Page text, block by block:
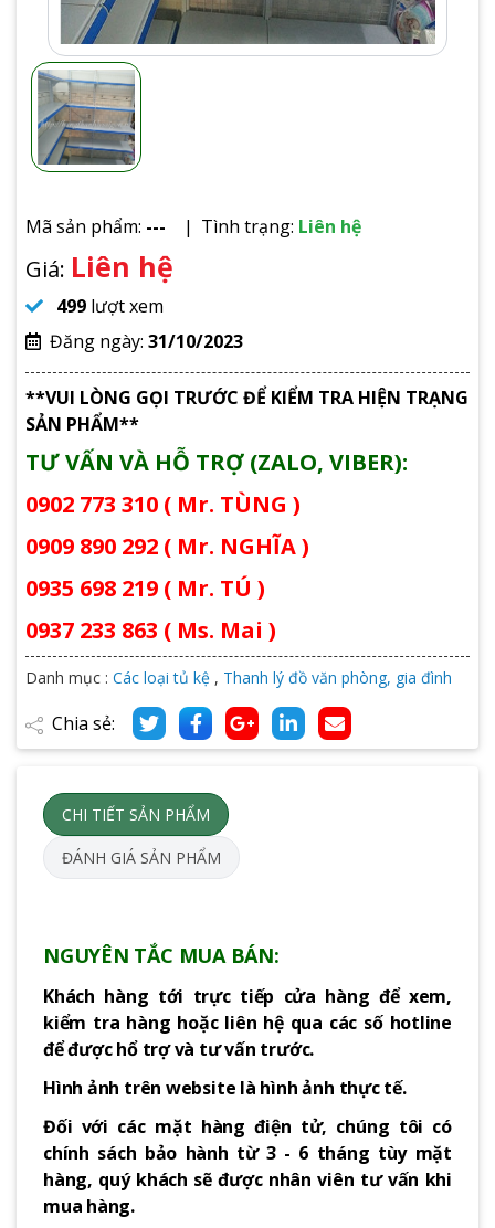
Mã sản phẩm: --- Tình trạng: Liên hệ
Giá: Liên hệ
499 lượt xem
Đăng ngày: 31/10/2023
**VUI LÒNG GỌI TRƯỚC ĐỂ KIỂM TRA HIỆN TRẠNG
SẢN PHẨM**
TƯ VẤN VÀ HỖ TRỢ (ZALO, VIBER):
0902 773 310 ( Mr. TÙNG )
0909 890 292 ( Mr. NGHĨA )
0935 698 219 ( Mr. TÚ )
0937 233 863 ( Ms. Mai )
Danh mục : Các loại tủ kệ , Thanh lý đồ văn phòng, gia đình
Chia sẻ:
CHI TIẾT SẢN PHẨM
ĐÁNH GIÁ SẢN PHẨM
NGUYÊN TẮC MUA BÁN:
Khách hàng tới trực tiếp cửa hàng để xem,
kiểm tra hàng hoặc liên hệ qua các số hotline
để được hổ trợ và tư vấn trước.
Hình ảnh trên website là hình ảnh thực tế.
Đối với các mặt hàng điện tử, chúng tôi có
chính sách bảo hành từ 3 - 6 tháng tùy mặt
hàng, quý khách sẽ được nhân viên tư vấn khi
mua hàng.